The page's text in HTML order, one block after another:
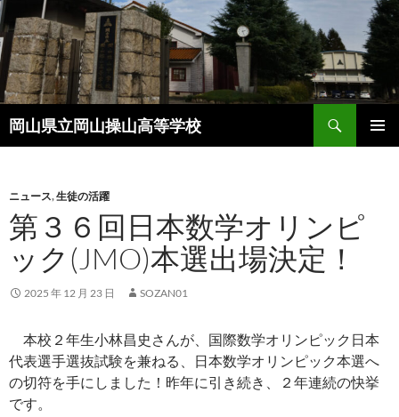
コ
ン
テ
ン
ツ
へ
ス
プ
岡山県立岡山操山高等学校
検
索
ニュース,生徒の活躍
第３６回日本数学オリンピ
ック(JMO)本選出場決定！
2025 年 12 月 23 日 SOZAN01
本校２年生小林昌史さんが、国際数学オリンピック日本
代表選手選抜試験を兼ねる、日本数学オリンピック本選へ
の切符を手にしました！昨年に引き続き、２年連続の快挙
です。